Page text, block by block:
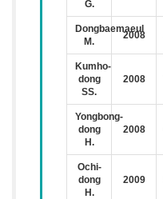
G.
Dongbaemaeul
M.
2008
Kumho-
dong
SS.
2008
Yongbong-
dong
H.
2008
Ochi-
dong
H.
2009